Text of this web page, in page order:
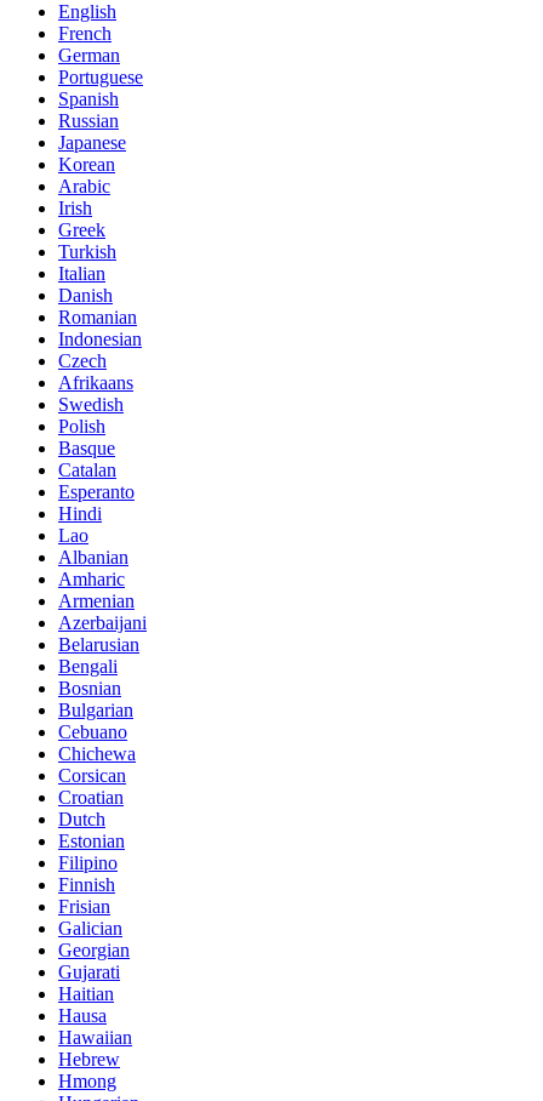
English
French
German
Portuguese
Spanish
Russian
Japanese
Korean
Arabic
Irish
Greek
Turkish
Italian
Danish
Romanian
Indonesian
Czech
Afrikaans
Swedish
Polish
Basque
Catalan
Esperanto
Hindi
Lao
Albanian
Amharic
Armenian
Azerbaijani
Belarusian
Bengali
Bosnian
Bulgarian
Cebuano
Chichewa
Corsican
Croatian
Dutch
Estonian
Filipino
Finnish
Frisian
Galician
Georgian
Gujarati
Haitian
Hausa
Hawaiian
Hebrew
Hmong